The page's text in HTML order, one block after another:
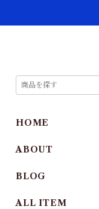
HOME
ABOUT
BLOG
ALL ITEM